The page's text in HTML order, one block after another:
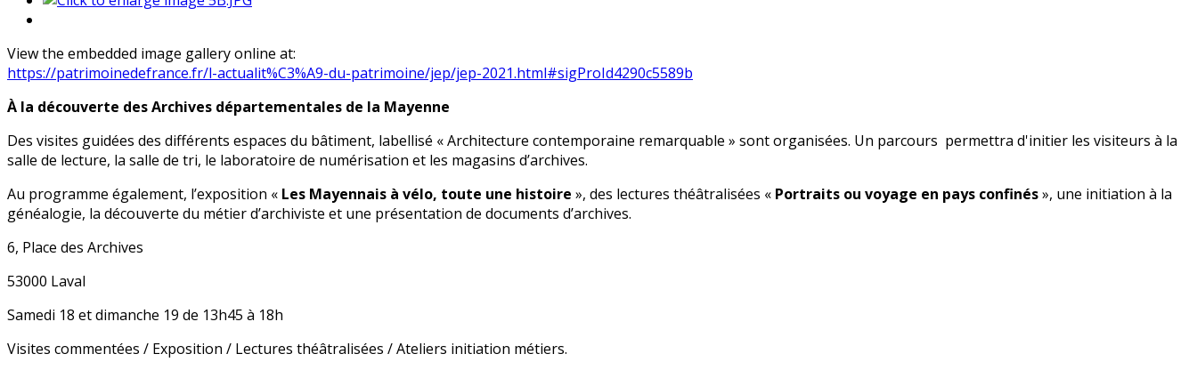
View the embedded image gallery online at:
https://patrimoinedefrance.fr/l-actualit%C3%A9-du-patrimoine/jep/jep-2021.html#sigProId4290c5589b
À la découverte des Archives départementales de la Mayenne
Des visites guidées des différents espaces du bâtiment, labellisé « Architecture contemporaine remarquable » sont organisées. Un parcours permettra d'initier les visiteurs à la
salle de lecture, la salle de tri, le laboratoire de numérisation et les magasins d’archives.
Au programme également, l’exposition « Les Mayennais à vélo, toute une histoire », des lectures théâtralisées « Portraits ou voyage en pays confinés», une initiation à la
généalogie, la découverte du métier d’archiviste et une présentation de documents d’archives.
6, Place des Archives
53000 Laval
Samedi 18 et dimanche 19 de 13h45 à 18h
Visites commentées / Exposition / Lectures théâtralisées / Ateliers initiation métiers.